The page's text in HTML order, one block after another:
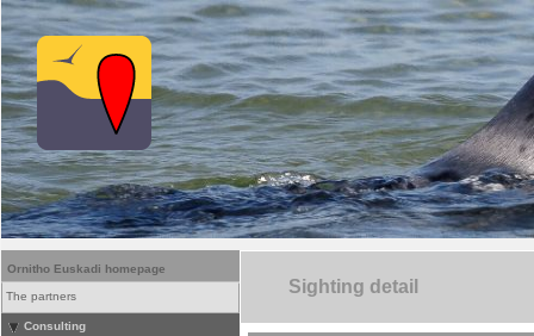
Ornitho Euskadi homepage
The partners
Consulting
Sighting detail